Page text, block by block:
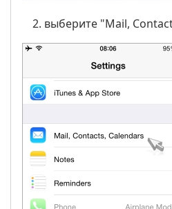
выберите "Mail,